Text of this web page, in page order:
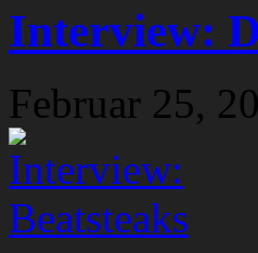
Interview:
Februar 25,